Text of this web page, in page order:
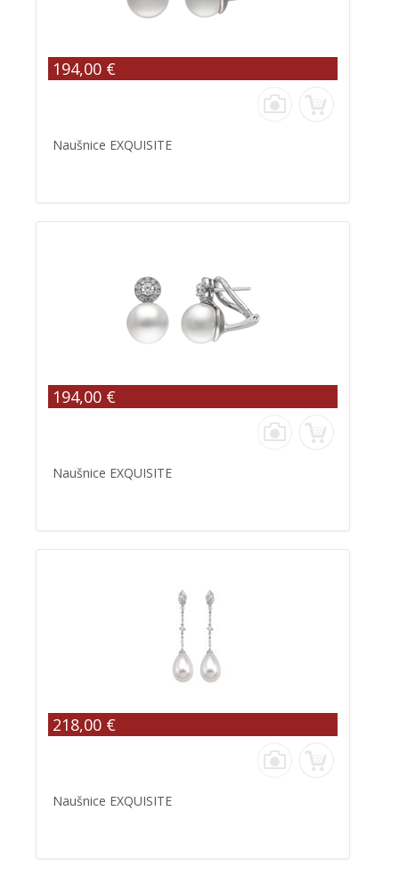
194,00 €
Naušnice EXQUISITE
194,00 €
Naušnice EXQUISITE
218,00 €
Naušnice EXQUISITE